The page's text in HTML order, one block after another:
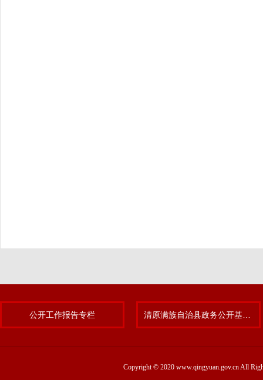
公开工作报告专栏
Copyright © 2020 www.qingyuan.gov.cn All